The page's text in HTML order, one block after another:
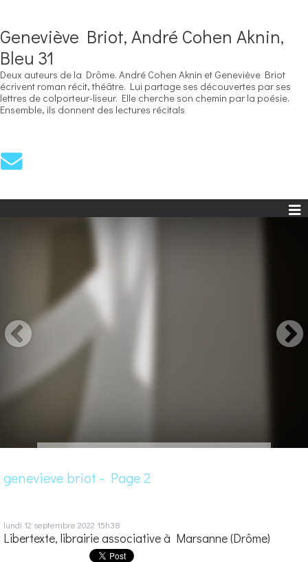
Geneviève Briot, André Cohen Aknin,
Bleu 31
Deux auteurs de la Drôme. André Cohen Aknin et Geneviève Briot
écrivent roman récit, théâtre. Lui partage ses découvertes par ses
lettres de colporteur-liseur. Elle cherche son chemin par la poésie.
Ensemble, ils donnent des lectures récitals
genevieve briot - Page 2
lundi 12 septembre 2022 15h38
Libertexte, librairie associative à Marsanne (Drôme)